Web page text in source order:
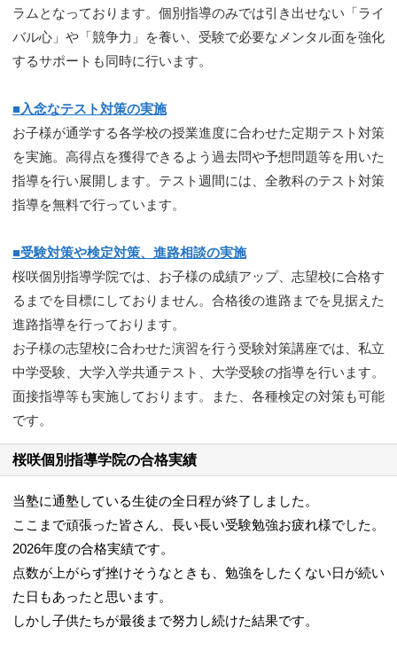
ラムとなっております。個別指導のみでは引き出せない「ライ
バル心」や「競争力」を養い、受験で必要なメンタル面を強化
するサポートも同時に行います。
■入念なテスト対策の実施
お子様が通学する各学校の授業進度に合わせた定期テスト対策
を実施。高得点を獲得できるよう過去問や予想問題等を用いた
指導を行い展開します。テスト週間には、全教科のテスト対策
指導を無料で行っています。
■受験対策や検定対策、進路相談の実施
桜咲個別指導学院では、お子様の成績アップ、志望校に合格す
るまでを目標にしておりません。合格後の進路までを見据えた
進路指導を行っております。
お子様の志望校に合わせた演習を行う受験対策講座では、私立
中学受験、大学入学共通テスト、大学受験の指導を行います。
面接指導等も実施しております。
また、各種検定の対策も可能
です。
桜咲個別指導学院の合格実績
当塾に通塾している生徒の全日程が終了しました。
ここまで頑張った皆さん、長い長い受験勉強お疲れ様でした。
2026年度の合格実績です。
点数が上がらず挫けそうなときも、勉強をしたくない日が続い
た日もあったと思います。
しかし子供たちが最後まで努力し続けた結果です。